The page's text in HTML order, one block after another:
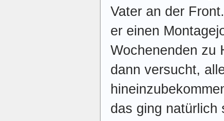
Vater an der
er einen
Wochenenden zu
dann versucht,
das ging natürlich